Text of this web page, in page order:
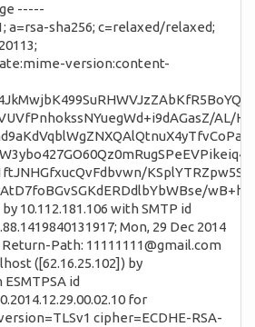
-----
a=rsa-sha256; c=relaxed/relaxed;
version:content-
AL/
10.112.181.106 with SMTP id
Mon, 29 Dec 2014
Return-Path: 11111111@gmail.com
([62.16.25.102]) by
id
for
cipher=ECDHE-RSA-